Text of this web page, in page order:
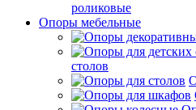
роликовые
Опоры мебельные
столов